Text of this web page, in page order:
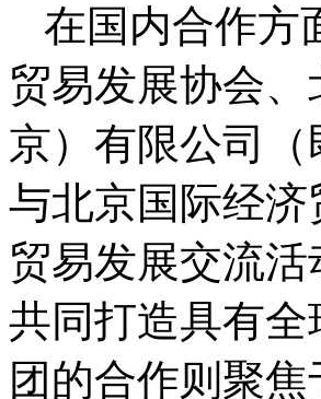
在国内合作方
贸易发展协会
京）有限公司
与北京国际经济
贸易发展交流
共同打造具有
团的合作则聚